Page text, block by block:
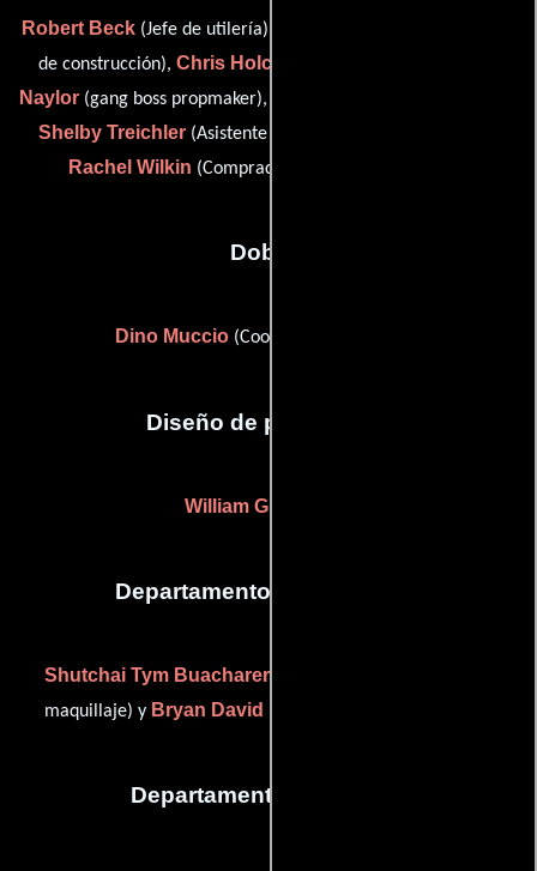
Robert Beck (Jefe de utilería),
de construcción), Chris Holcombe
Naylor (gang boss propmaker),
Shelby Treichler(Asistente del departamento artístico) y
Rachel Wilkin (Comprador del set de decoración)
Dobles
Dino Muccio (Coordinador de dobles)
Diseño de producción
William G. Davis
Departamento de maquillaje
Shutchai Tym Buacharern
maquillaje) y Bryan David Moss
Departamento de musica